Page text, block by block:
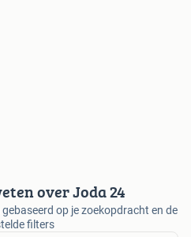
over Joda 24
op je zoekopdracht en de
filters